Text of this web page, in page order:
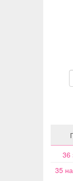
36
35